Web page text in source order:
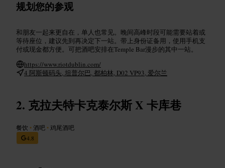
规划您的参观
和朋友一起来更自在，单人也常见。晚间高峰时段可能需要站着或
等待座位，建议先到再决定下一站。带上身份证备用，使用手机支
付或现金都方便。可把酒吧安排在Temple Bar漫步的其中一站。
https://www.riotdublin.com/
4 阿斯顿码头, 坦普尔巴, 都柏林, D02 VP93, 爱尔兰
克拉夫特卡克泰尔斯 X 卡库巷
餐饮 •酒吧 • 鸡尾酒吧
4.8